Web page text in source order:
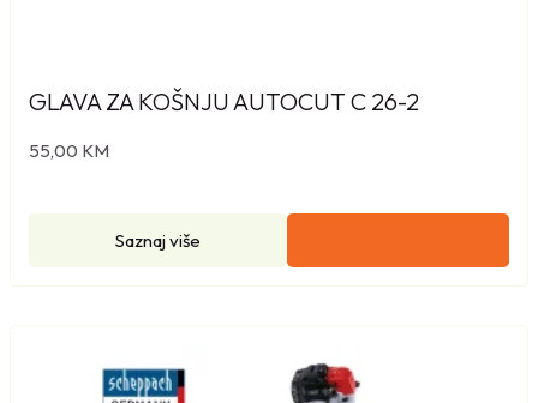
GLAVA ZA KOŠNJU AUTOCUT C 26-2
55,00 KM
Saznaj više